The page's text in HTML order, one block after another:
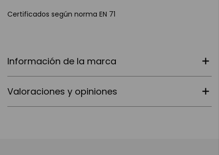
Certificados según norma EN 71
Información de la marca
Valoraciones y opiniones